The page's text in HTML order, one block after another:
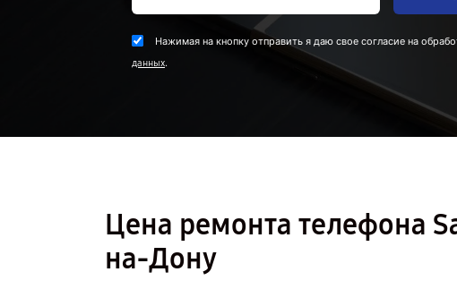
Нажимая на кнопку отправить я даю свое согласие на
данных.
Цена ремонта телефона
на-Дону